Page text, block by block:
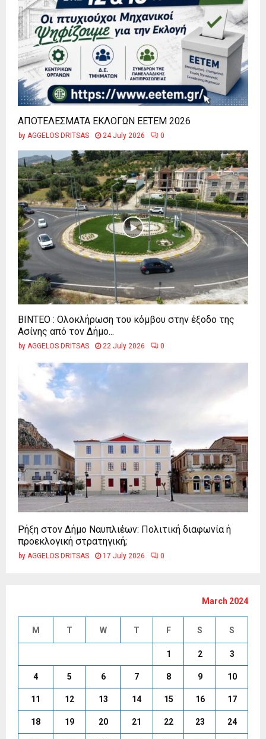
ΑΠΟΤΕΛΕΣΜΑΤΑ ΕΚΛΟΓΩΝ ΕΕΤΕΜ 2026
by AGGELOS DRITSAS 24 July 2026 0
ΒΙΝΤΕΟ : Ολοκλήρωση του κόμβου στην έξοδο της
Ασίνης από τον Δήμο...
by AGGELOS DRITSAS 22 July 2026 0
Ρήξη στον Δήμο Ναυπλιέων: Πολιτική διαφωνία ή
προεκλογική στρατηγική;
by AGGELOS DRITSAS 17 July 2026 0
March 2024
M T W T F S S
1 2 3
4 5 6 7 8 9 10
11 12 13 14 15 16 17
18 19 20 21 22 23 24